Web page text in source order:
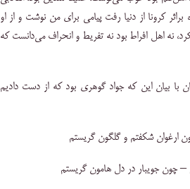
کرونا از دنیا رفت پیامی برای من نوشت و از او
نه اهل افراط بود نه تفریط و انحراف می‌دانست که
با بیان این که جواد گوهری بود که از دست دادیم
ارغوان شکفتم و گلگون گریستم
جویبار در دل هامون گریستم